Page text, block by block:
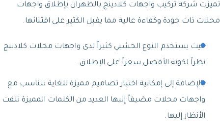
تميزت شركة تركيب واجهات كلادينج بالظهران بإطلاق واجهات
محلات ذات جودة وكفاءة عالية مما يقبل الكثير على اقتنائها.
حيث يستخدم النوع الخشبي كثيراً لدى واجهات محلات كلادينج
نظراً لكونه الأفضل سعراً على الإطلاق.
بالإضافة إلى إمكانية اختيار تصاميم مميزة للغاية تتناسب مع
واجهات محلات مضيفاً إليها العديد من الكلمات المميزة تلفت
الأنظار إليها.